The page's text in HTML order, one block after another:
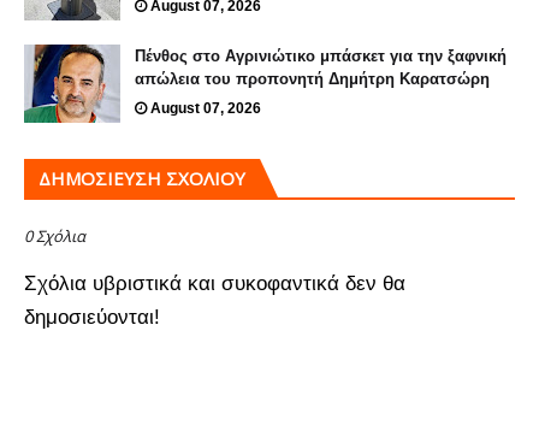
August 07, 2026
Πένθος στο Αγρινιώτικο μπάσκετ για την ξαφνική
απώλεια του προπονητή Δημήτρη Καρατσώρη
August 07, 2026
ΔΗΜΟΣΊΕΥΣΗ ΣΧΟΛΊΟΥ
0 Σχόλια
Σχόλια υβριστικά και συκοφαντικά δεν θα
δημοσιεύονται!